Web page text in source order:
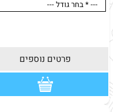
פרטים נוספים